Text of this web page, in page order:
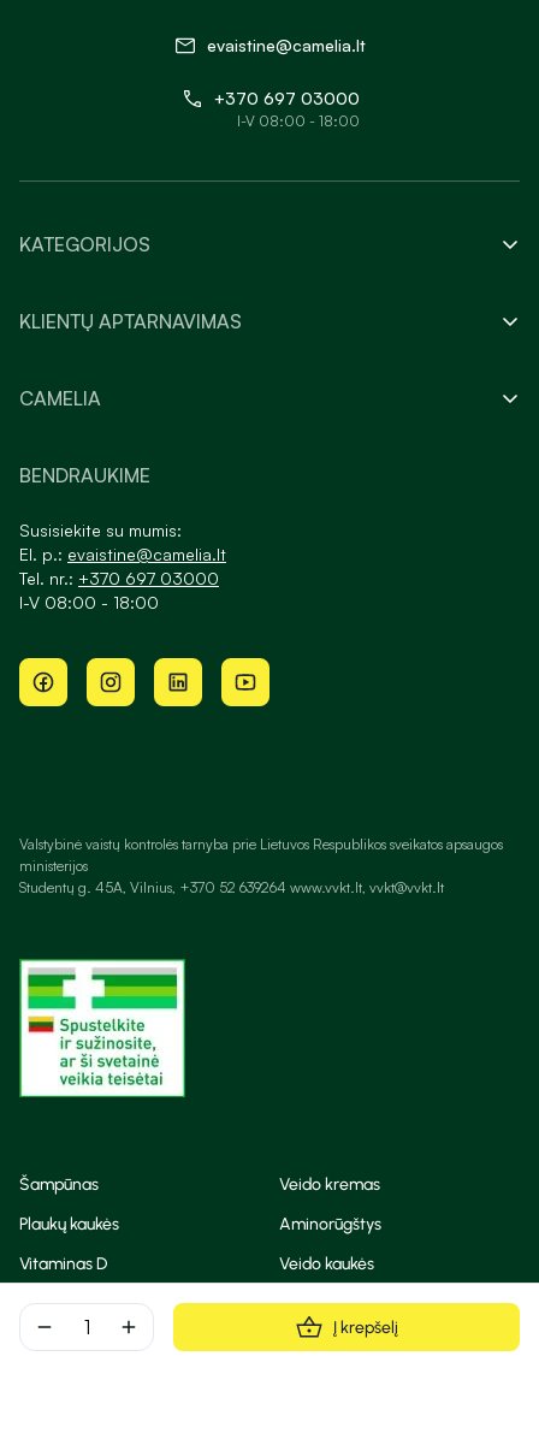
remove add Į krepšelį
evaistine@camelia.lt
+370 697 03000
I-V 08:00 - 18:00
KATEGORIJOS
KLIENTŲ APTARNAVIMAS
CAMELIA
BENDRAUKIME
Susisiekite su mumis:
El. p.: evaistine@camelia.lt
Tel. nr.: +370 697 03000
I-V 08:00 - 18:00
Valstybinė vaistų kontrolės tarnyba prie Lietuvos Respublikos sveikatos apsaugos
ministerijos
Studentų g. 45A, Vilnius, +370 52 639264 www.vvkt.lt, vvkt@vvkt.lt
Šampūnas
Veido kremas
Plaukų kaukės
Aminorūgštys
Vitaminas D
Veido kaukės
Korėjietiška kosmetika
Eteriniai aliejai
Dezodorantas
BB ir CC kremas